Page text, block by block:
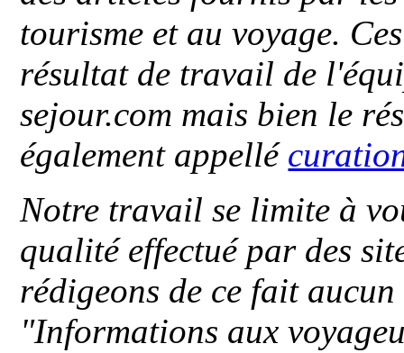
tourisme et au voyage.
résultat de travail de
sejour.com mais bien le
également appellé
Notre travail se limite à
qualité effectué par des
rédigeons de ce fait
"Informations aux